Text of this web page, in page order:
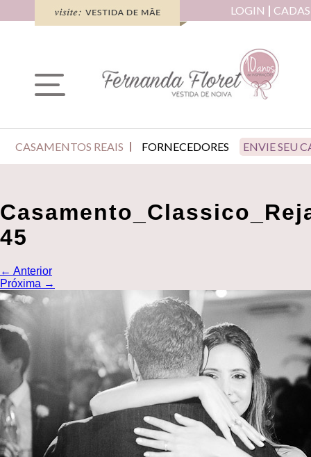
LOGIN
CASAMENTOS REAIS FORNECEDORES ENVIE SEU
45
← Anterior
Próxima →